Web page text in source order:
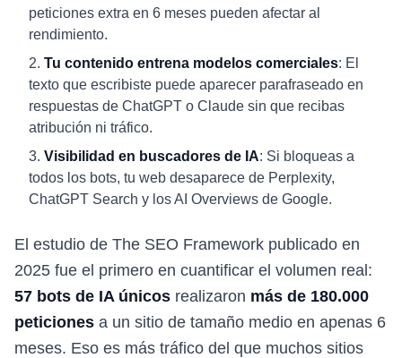
peticiones extra en 6 meses pueden afectar al
rendimiento.
Tu contenido entrena modelos comerciales: El
texto que escribiste puede aparecer parafraseado en
respuestas de ChatGPT o Claude sin que recibas
atribución ni tráfico.
Visibilidad en buscadores de IA: Si bloqueas a
todos los bots, tu web desaparece de Perplexity,
ChatGPT Search y los AI Overviews de Google.
El estudio de The SEO Framework publicado en
2025 fue el primero en cuantificar el volumen real:
57 bots de IA únicos realizaron más de 180.000
peticiones a un sitio de tamaño medio en apenas 6
meses. Eso es más tráfico del que muchos sitios